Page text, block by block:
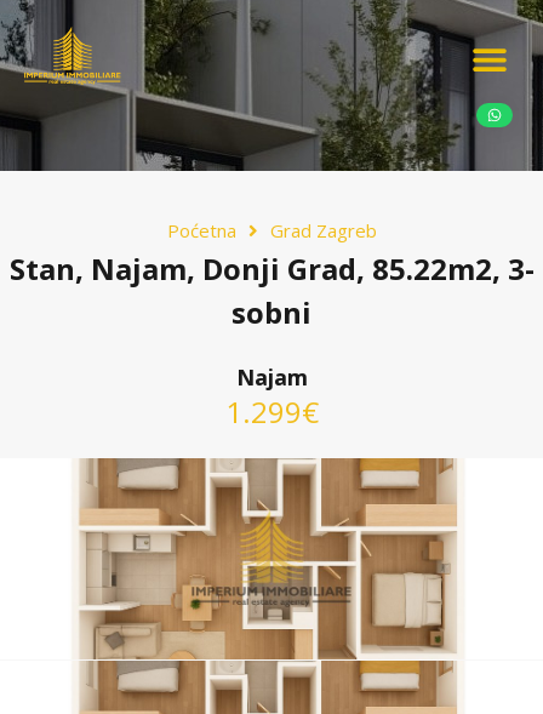
Poćetna Grad Zagreb
Stan, Najam, Donji Grad, 85.22m2, 3-
sobni
Najam
1.299€